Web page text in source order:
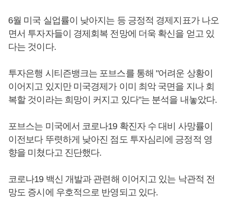
6월 미국 실업률이 낮아지는 등 긍정적 경제지표가 나오
면서 투자자들이 경제회복 전망에 더욱 확신을 얻고 있
다는 것이다.
투자은행 시티즌뱅크는 포브스를 통해 "어려운 상황이
이어지고 있지만 미국경제가 이미 최악 국면을 지나 회
복할 것이라는 희망이 커지고 있다"는 분석을 내놓았다.
포브스는 미국에서 코로나19 확진자 수 대비 사망률이
이전보다 뚜렷하게 낮아진 점도 투자심리에 긍정적 영
향을 미쳤다고 진단했다.
코로나19 백신 개발과 관련해 이어지고 있는 낙관적 전
망도 증시에 우호적으로 반영되고 있다.